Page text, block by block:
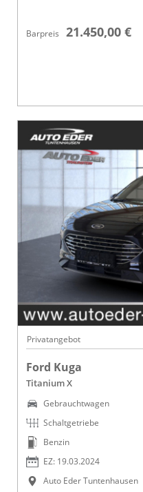
Barpreis 21.450,00 €
Privatangebot
Ford Kuga
Titanium X
Gebrauchtwagen
Schaltgetriebe
Benzin
EZ: 19.03.2024
Auto Eder Tuntenhausen